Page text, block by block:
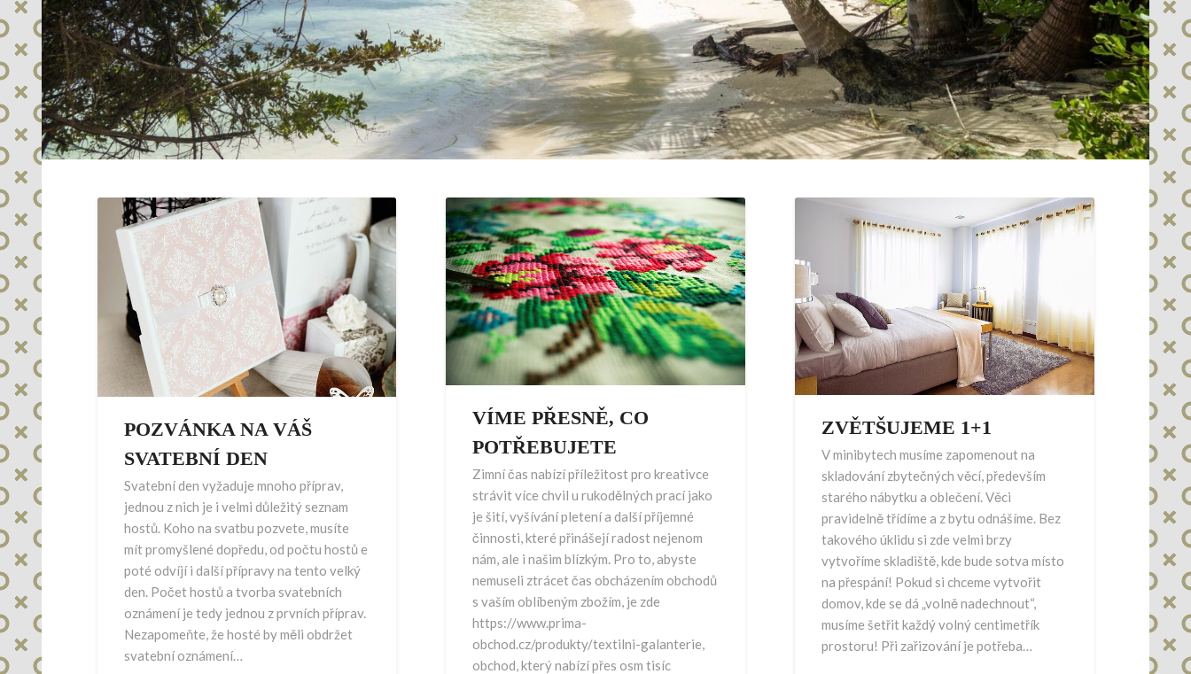
POZVÁNKA NA VÁŠ
SVATEBNÍ DEN
Svatební den vyžaduje mnoho příprav,
jednou z nich je i velmi důležitý seznam
hostů. Koho na svatbu pozvete, musíte
mít promyšlené dopředu, od počtu hostů e
poté odvíjí i další přípravy na tento velký
den. Počet hostů a tvorba svatebních
oznámení je tedy jednou z prvních příprav.
Nezapomeňte, že hosté by měli obdržet
svatební oznámení…
VÍME PŘESNĚ, CO
POTŘEBUJETE
Zimní čas nabízí příležitost pro kreativce
strávit více chvil u rukodělných prací jako
je šití, vyšívání pletení a další příjemné
činnosti, které přinášejí radost nejenom
nám, ale i našim blízkým. Pro to, abyste
nemuseli ztrácet čas obcházením obchodů
s vaším oblíbeným zbožím, je zde
https://www.prima-
obchod.cz/produkty/textilni-galanterie,
obchod, který nabízí přes osm tisíc
ZVĚTŠUJEME 1+1
V minibytech musíme zapomenout na
skladování zbytečných věcí, především
starého nábytku a oblečení. Věci
pravidelně třídíme a z bytu odnášíme. Bez
takového úklidu si zde velmi brzy
vytvoříme skladiště, kde bude sotva místo
na přespání! Pokud si chceme vytvořit
domov, kde se dá „volně nadechnout“,
musíme šetřit každý volný centimetřík
prostoru! Při zařizování je potřeba…